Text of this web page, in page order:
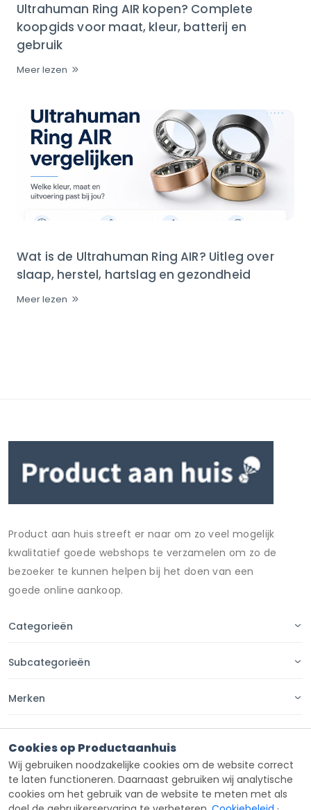
Ultrahuman Ring AIR kopen? Complete
koopgids voor maat, kleur, batterij en
gebruik
Meer lezen
Wat is de Ultrahuman Ring AIR? Uitleg over
slaap, herstel, hartslag en gezondheid
Meer lezen
Product aan huis streeft er naar om zo veel mogelijk
kwalitatief goede webshops te verzamelen om zo de
bezoeker te kunnen helpen bij het doen van een
goede online aankoop.
Categorieën
Subcategorieën
Merken
Contact
Cookies op Productaanhuis
Wij gebruiken noodzakelijke cookies om de website correct
te laten functioneren. Daarnaast gebruiken wij analytische
cookies om het gebruik van de website te meten met als